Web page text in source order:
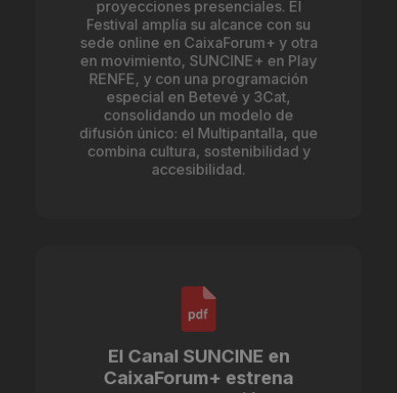
proyecciones presenciales. El
Festival amplía su alcance con su
sede online en CaixaForum+ y otra
en movimiento, SUNCINE+ en Play
RENFE, y con una programación
especial en Betevé y 3Cat,
consolidando un modelo de
difusión único: el Multipantalla, que
combina cultura, sostenibilidad y
accesibilidad.
El Canal SUNCINE en
CaixaForum+ estrena